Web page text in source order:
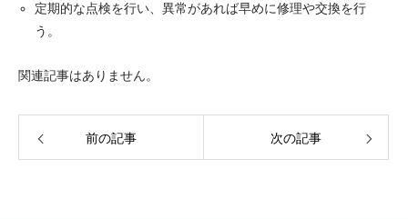
定期的な点検を行い、異常があれば早めに修理や交換を行
う。
関連記事はありません。
前の記事 次の記事